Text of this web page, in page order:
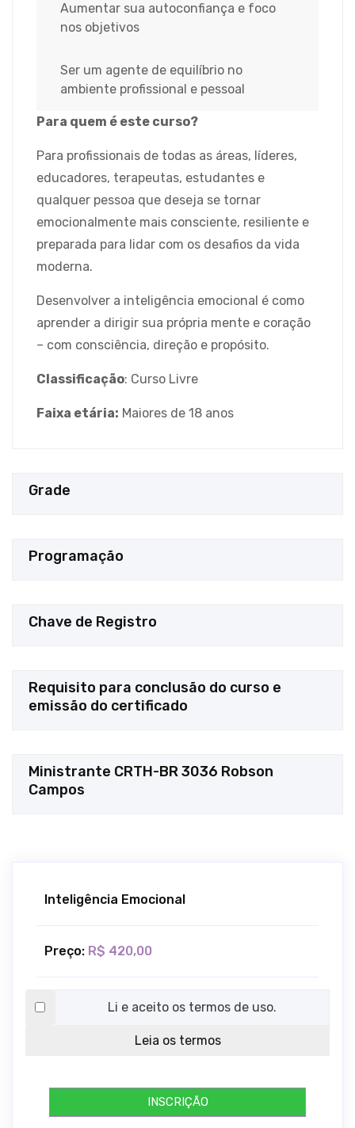
Aumentar sua autoconfiança e foco
nos objetivos
Ser um agente de equilíbrio no
ambiente profissional e pessoal
Para quem é este curso?
Para profissionais de todas as áreas, líderes,
educadores, terapeutas, estudantes e
qualquer pessoa que deseja se tornar
emocionalmente mais consciente, resiliente e
preparada para lidar com os desafios da vida
moderna.
Desenvolver a inteligência emocional é como
aprender a dirigir sua própria mente e coração
– com consciência, direção e propósito.
Classificação: Curso Livre
Faixa etária: Maiores de 18 anos
Grade
Programação
Chave de Registro
Requisito para conclusão do curso e
emissão do certificado
Ministrante CRTH-BR 3036 Robson
Campos
Inteligência Emocional
Preço: R$ 420,00
Li e aceito os termos de uso.
Leia os termos
INSCRIÇÃO